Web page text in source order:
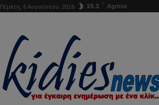
Πέμπτη, 6 Αυγούστου, 2026 25.3 C Agrinio